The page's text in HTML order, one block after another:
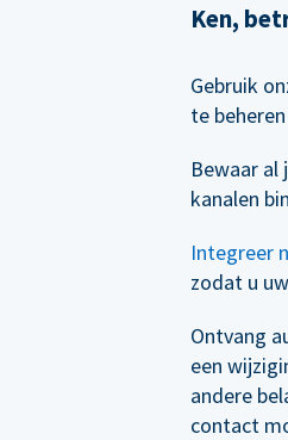
Ken,
Gebruik
te
Bewaar al
kanalen
Integreer
zodat u
Ontvang
een
andere
contact